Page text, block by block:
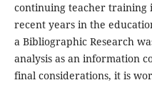
continuing teacher training
recent years in the
a Bibliographic Research
analysis as an information
final considerations, it is